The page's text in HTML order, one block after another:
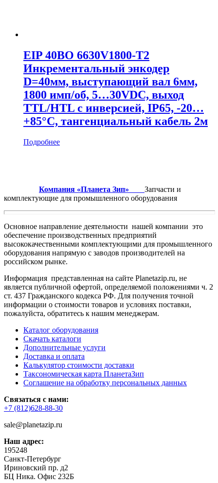
EIP 40BO 6630V1800-T2
Инкрементальный энкодер
D=40мм, выступающий вал 6мм,
1800 имп/об, 5…30VDC, выход
TTL/HTL с инверсией, IP65, -20…
+85°C, тангенциальный кабель 2м
Подробнее
Компания «Планета Зип» Запчасти и
комплектующие для промышленного оборудования
Основное направление деятельности нашей компании это
обеспечение производственных предприятий
высококачественными комплектующими для промышленного
оборудования напрямую с заводов производителей на
российском рынке.
Информация представленная на сайте Planetazip.ru, не
является публичной офертой, определяемой положениями ч. 2
ст. 437 Гражданского кодекса РФ. Для получения точной
информации о стоимости товаров и условиях поставки,
пожалуйста, обратитесь к нашим менеджерам.
Каталог оборудования
Скачать каталоги
Дополнительные услуги
Доставка и оплата
Калькулятор стоимости доставки
Таксономическая карта ПланетаЗип
Соглашение на обработку персональных данных
Связаться с нами:
+7 (812)628-88-30
sale@planetazip.ru
Наш адрес:
195248
Санкт-Петербург
Ириновский пр. д2
БЦ Ника. Офис 232Б